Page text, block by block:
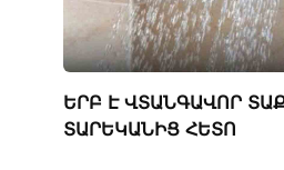
ԵՐԲ Է ՎՏԱՆԳԱՎՈՐ
ՏԱՐԵԿԱՆԻՑ ՀԵՏՈ